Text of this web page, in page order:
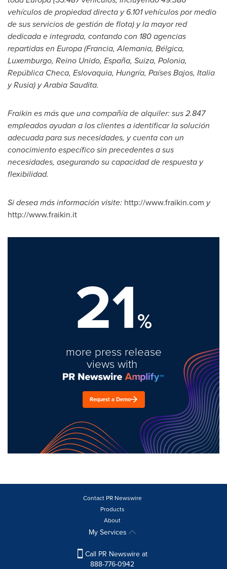
vehículos de propiedad directa y 6.101 vehículos por medio
de sus servicios de gestión de flota) y la mayor red
dedicada e integrada, contando con 180 agencias
repartidas en Europa (Francia, Alemania, Bélgica,
Luxemburgo, Reino Unido, España, Suiza, Polonia,
República Checa, Eslovaquia, Hungría, Países Bajos, Italia
y Rusia) yArabiaSaudita.
Fraikin es más que una compañía de alquiler: sus 2.847
empleados ayudan a los clientes a identificar la solución
adecuada para sus necesidades, y cuenta con un
conocimiento específico sin precedentes a sus
necesidades, asegurando su capacidad de respuesta y
flexibilidad.
Si desea más información visite: http://www.fraikin.com y
http://www.fraikin.it
21%
more press release
views with
Request a Demo
Contact PR Newswire
Products
About
My Services
Call PR Newswire at
888-776-0942